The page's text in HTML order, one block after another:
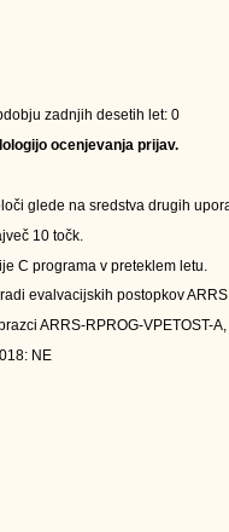
zadnjih desetih let: 0
ocenjevanja prijav.
glede na sredstva drugih
10 točk.
C programa v preteklem letu.
evalvacijskih postopkov
ARRS-RPROG-VPETOST-
NE